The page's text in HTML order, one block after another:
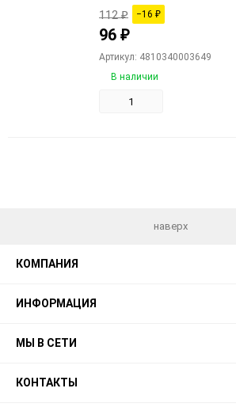
112₽ −16 ₽
96 ₽
Артикул: 4810340003649
В наличии
наверх
КОМПАНИЯ
ИНФОРМАЦИЯ
МЫ В СЕТИ
КОНТАКТЫ